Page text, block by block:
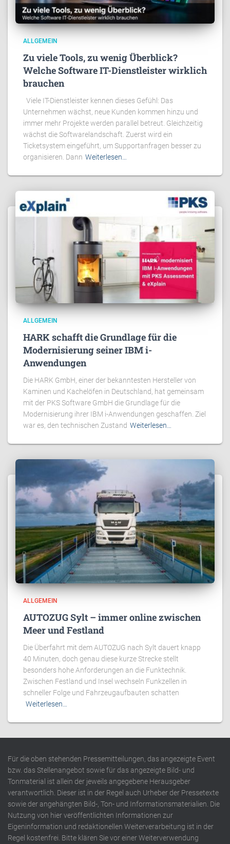
ALLGEMEIN
Zu viele Tools, zu wenig Überblick?
Welche Software IT-Dienstleister wirklich
brauchen
Viele IT-Dienstleister kennen dieses Gefühl: Das
Unternehmen wächst, neue Kunden kommen hinzu und
immer mehr Projekte werden parallel betreut. Gleichzeitig
wächst die Softwarelandschaft. Zuerst wird ein
Ticketsystem eingeführt, um Supportanfragen besser zu
organisieren. Dann Weiterlesen…
ALLGEMEIN
HARK schafft die Grundlage für die
Modernisierung seiner IBM i-
Anwendungen
Die HARK GmbH, einer der bekanntesten Hersteller von
Kaminen und Kachelöfen in Deutschland, hat gemeinsam
mit der PKS Software GmbH die Grundlage für die
Modernisierung ihrer IBM i-Anwendungen geschaffen. Ziel
war es, den technischen Zustand Weiterlesen…
ALLGEMEIN
AUTOZUG Sylt – immer online zwischen
Meer und Festland
Die Überfahrt mit dem AUTOZUG nach Sylt dauert knapp
40 Minuten, doch genau diese kurze Strecke stellt
besonders hohe Anforderungen an die Funktechnik.
Zwischen Festland und Insel wechseln Funkzellen in
schneller Folge und Fahrzeugaufbauten schatten
Weiterlesen…
Für die oben stehenden Pressemitteilungen, das angezeigte Event
bzw. das Stellenangebot sowie für das angezeigte Bild- und
Tonmaterial ist allein der jeweils angegebene Herausgeber
verantwortlich. Dieser ist in der Regel auch Urheber der Pressetexte
sowie der angehängten Bild-, Ton- und Informationsmaterialien. Die
Nutzung von hier veröffentlichten Informationen zur
Eigeninformation und redaktionellen Weiterverarbeitung ist in der
Regel kostenfrei. Bitte klären Sie vor einer Weiterverwendung